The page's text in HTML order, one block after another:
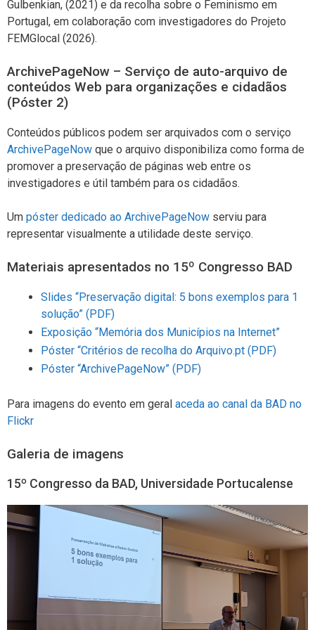
Gulbenkian, (2021) e da recolha sobre o Feminismo em
Portugal, em colaboração com investigadores do Projeto
FEMGlocal (2026).
ArchivePageNow – Serviço de auto-arquivo de
conteúdos Web para organizações e cidadãos
(Póster 2)
Conteúdos públicos podem ser arquivados com o serviço
ArchivePageNow que o arquivo disponibiliza como forma de
promover a preservação de páginas web entre os
investigadores e útil também para os cidadãos.
Um póster dedicado ao ArchivePageNow serviu para
representar visualmente a utilidade deste serviço.
Materiais apresentados no 15º Congresso BAD
Slides “Preservação digital: 5 bons exemplos para 1
solução” (PDF)
Exposição “Memória dos Municípios na Internet”
Póster “Critérios de recolha do Arquivo.pt (PDF)
Póster “ArchivePageNow” (PDF)
Para imagens do evento em geral aceda ao canal da BAD no
Flickr
Galeria de imagens
15º Congresso da BAD, Universidade Portucalense